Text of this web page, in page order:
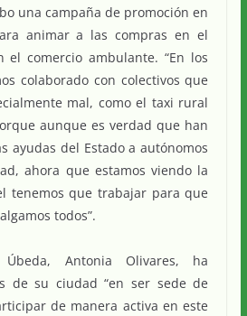
una campaña de promoción en
animar a las compras en el
el comercio ambulante. “En los
colaborado con colectivos que
mal, como el taxi rural
aunque es verdad que han
ayudas del Estado a autónomos
ahora que estamos viendo la
tenemos que trabajar para que
todos”.
Antonia Olivares, ha
de su ciudad “en ser sede de
de manera activa en este